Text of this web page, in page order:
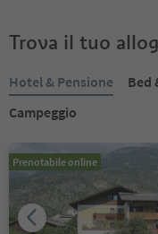
Trova il tuo
Hotel & Pensione Bed
Campeggio
Prenotabile online